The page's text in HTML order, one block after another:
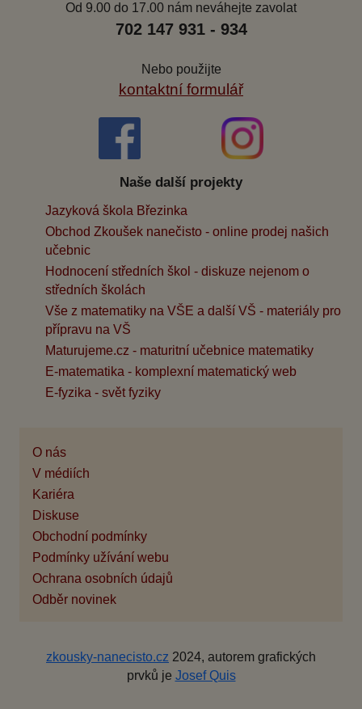
Od 9.00 do 17.00 nám neváhejte zavolat
702 147 931 - 934
Nebo použijte
kontaktní formulář
Naše další projekty
Jazyková škola Březinka
Obchod Zkoušek nanečisto - online prodej našich
učebnic
Hodnocení středních škol - diskuze nejenom o
středních školách
Vše z matematiky na VŠE a další VŠ - materiály pro
přípravu na VŠ
Maturujeme.cz - maturitní učebnice matematiky
E-matematika - komplexní matematický web
E-fyzika - svět fyziky
O nás
V médiích
Kariéra
Diskuse
Obchodní podmínky
Podmínky užívání webu
Ochrana osobních údajů
Odběr novinek
zkousky-nanecisto.cz 2024, autorem grafických
prvků je Josef Quis